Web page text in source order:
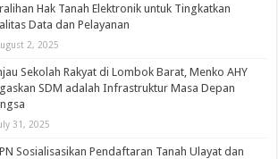
Hak Tanah Elektronik untuk Tingkatkan
Data dan Pelayanan
2, 2025
Sekolah Rakyat di Lombok Barat, Menko AHY
SDM adalah Infrastruktur Masa Depan
31, 2025
Sosialisasikan Pendaftaran Tanah Ulayat dan